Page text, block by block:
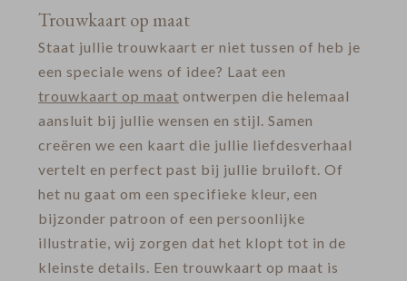
Trouwkaart op maat
Staat jullie trouwkaart er niet tussen of heb je
een speciale wens of idee? Laat een
trouwkaart op maat ontwerpen die helemaal
aansluit bij jullie wensen en stijl. Samen
creëren we een kaart die jullie liefdesverhaal
vertelt en perfect past bij jullie bruiloft. Of
het nu gaat om een specifieke kleur, een
bijzonder patroon of een persoonlijke
illustratie, wij zorgen dat het klopt tot in de
kleinste details. Een trouwkaart op maat is